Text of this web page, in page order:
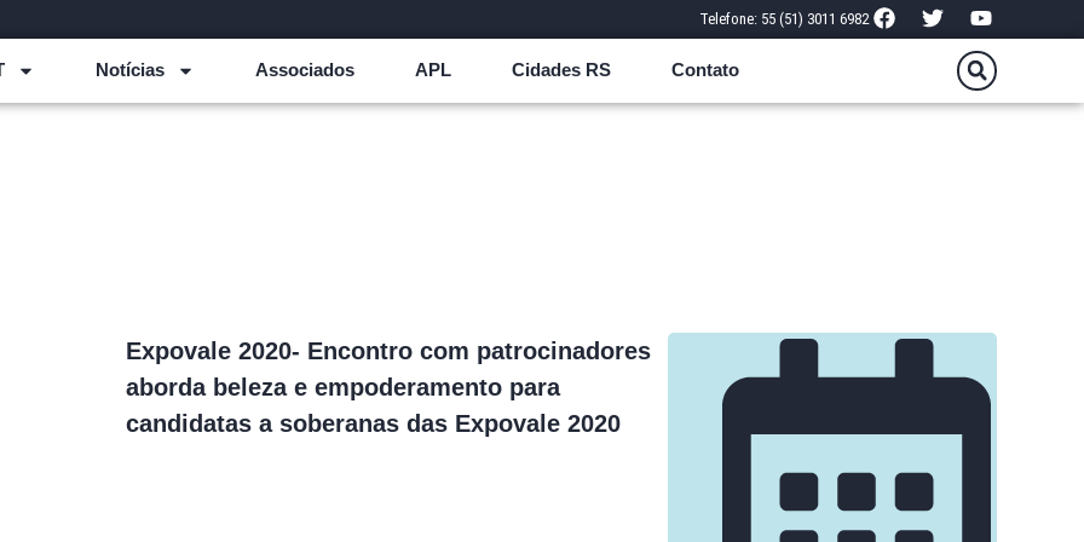
Telefone: 55 (51) 3011 6982
Notícias Associados APL Cidades RS Contato
Expovale 2020- Encontro com patrocinadores
aborda beleza e empoderamento para
candidatas a soberanas das Expovale 2020